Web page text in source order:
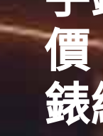
價
錶